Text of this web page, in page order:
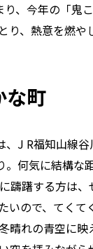
、今年の「鬼
、熱意を燃や
な町
J R福知山線
何気に結構な
躊躇する方は
ので、てくて
晴れの青空に